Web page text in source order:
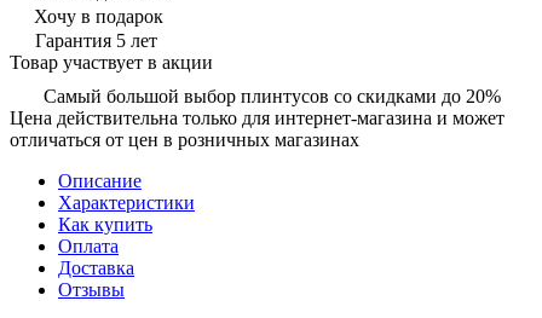
Хочу в подарок
Гарантия 5 лет
Товар участвует в акции
Самый большой выбор плинтусов со скидками до 20%
Цена действительна только для интернет-магазина и может
отличаться от цен в розничных магазинах
Описание
Характеристики
Как купить
Оплата
Доставка
Отзывы